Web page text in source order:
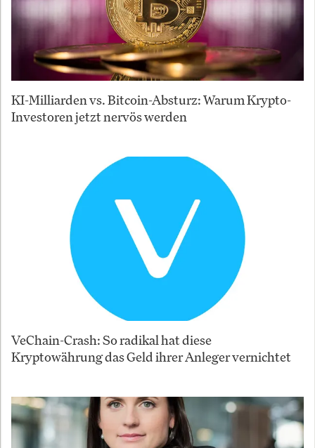
KI-Milliarden vs. Bitcoin-Absturz: Warum Krypto-
Investoren jetzt nervös werden
VeChain-Crash: So radikal hat diese
Kryptowährung das Geld ihrer Anleger vernichtet